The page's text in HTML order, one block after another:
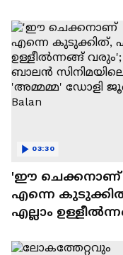
'ഈ ചെക്കനാണ്
എന്നെ
എല്ലാം
സിനിമയിലെ
03:30